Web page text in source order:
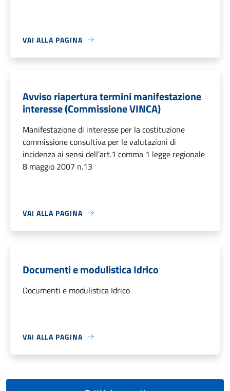
VAI ALLA PAGINA
Avviso riapertura termini manifestazione
interesse (Commissione VINCA)
Manifestazione di interesse per la costituzione
commissione consultiva per le valutazioni di
incidenza ai sensi dell’art.1 comma 1 legge regionale
8 maggio 2007 n.13
VAI ALLA PAGINA
Documenti e modulistica Idrico
Documenti e modulistica Idrico
VAI ALLA PAGINA